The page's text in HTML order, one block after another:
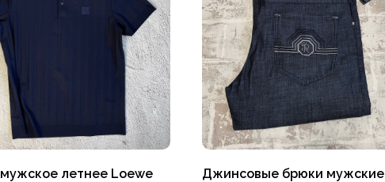
летнее Loewe
Джинсовые брюки мужские